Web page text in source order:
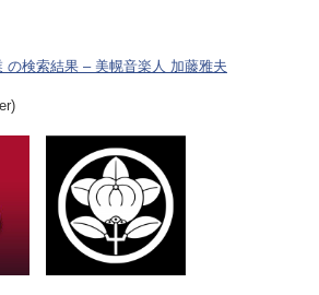
の検索結果 – 美幌音楽人 加藤雅夫